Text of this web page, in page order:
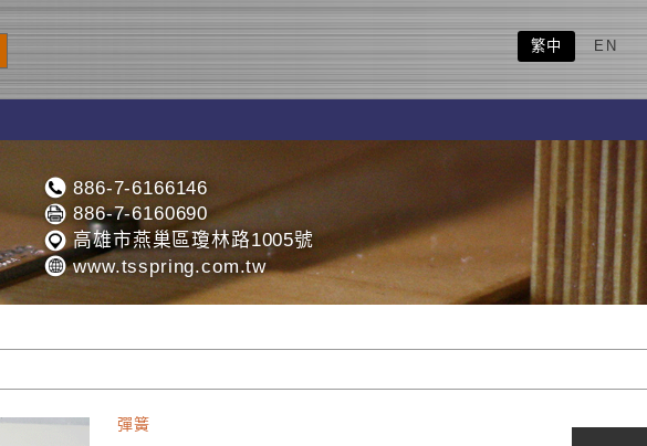
繁中 EN
886-7-6166146
886-7-6160690
高雄市燕巢區瓊林路1005號
www.tsspring.com.tw
彈簧